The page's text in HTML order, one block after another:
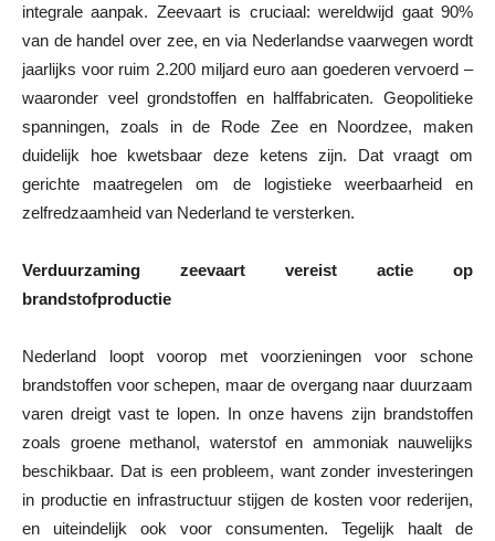
integrale aanpak. Zeevaart is cruciaal: wereldwijd gaat 90%
van de handel over zee, en via Nederlandse vaarwegen wordt
jaarlijks voor ruim 2.200 miljard euro aan goederen vervoerd –
waaronder veel grondstoffen en halffabricaten. Geopolitieke
spanningen, zoals in de Rode Zee en Noordzee, maken
duidelijk hoe kwetsbaar deze ketens zijn. Dat vraagt om
gerichte maatregelen om de logistieke weerbaarheid en
zelfredzaamheid van Nederland te versterken.
Verduurzaming zeevaart vereist actie op
brandstofproductie
Nederland loopt voorop met voorzieningen voor schone
brandstoffen voor schepen, maar de overgang naar duurzaam
varen dreigt vast te lopen. In onze havens zijn brandstoffen
zoals groene methanol, waterstof en ammoniak nauwelijks
beschikbaar. Dat is een probleem, want zonder investeringen
in productie en infrastructuur stijgen de kosten voor rederijen,
en uiteindelijk ook voor consumenten. Tegelijk haalt de